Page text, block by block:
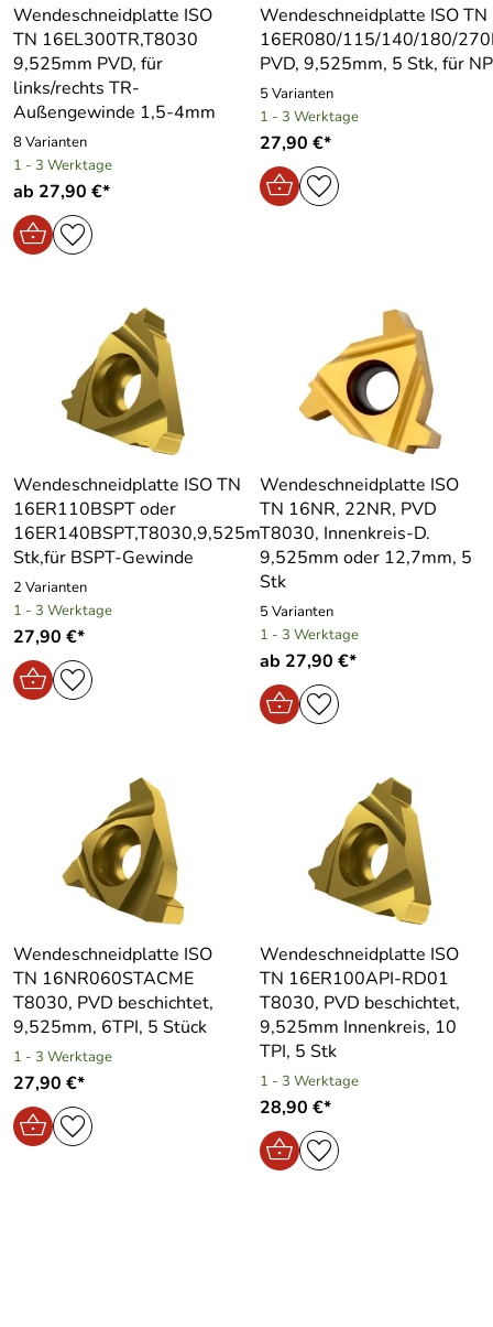
Wendeschneidplatte ISO
TN 16EL300TR,T8030
9,525mm PVD, für
links/rechts TR-
Außengewinde 1,5-4mm
8 Varianten
1 - 3 Werktage
ab 27,90 €*
Wendeschneidplatte ISO TN
16ER080/115/140/180/
PVD, 9,525mm, 5 Stk, für
5 Varianten
1 - 3 Werktage
27,90 €*
Wendeschneidplatte ISO TN
16ER110BSPT oder
16ER140BSPT,T8030,9,525mm,3,47mm,5
Stk,für BSPT-Gewinde
2 Varianten
1 - 3 Werktage
27,90 €*
Wendeschneidplatte ISO
TN 16NR, 22NR, PVD
T8030, Innenkreis-D.
9,525mm oder 12,7mm, 5
Stk
5 Varianten
1 - 3 Werktage
ab 27,90 €*
Wendeschneidplatte ISO
TN 16NR060STACME
T8030, PVD beschichtet,
9,525mm, 6TPI, 5 Stück
1 - 3 Werktage
27,90 €*
Wendeschneidplatte ISO
TN 16ER100API-RD01
T8030, PVD beschichtet,
9,525mm Innenkreis, 10
TPI, 5 Stk
1 - 3 Werktage
28,90 €*